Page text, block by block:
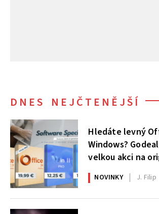
DNES NEJČTENĚJŠÍ
Hledáte levný
Windows?
velkou akci na
NOVINKY J. Filip